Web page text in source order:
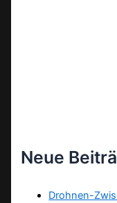
Neue
Drohnen-